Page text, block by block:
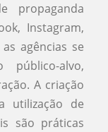
propaganda
Instagram,
agências se
alvo,
A criação
utilização de
são práticas